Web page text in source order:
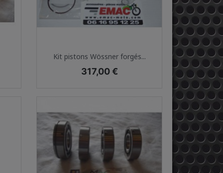
Aperçu rapide
Kit pistons Wössner forgés...
Prix
317,00 €